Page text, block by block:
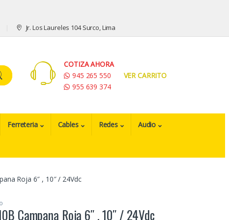
Jr. Los Laureles 104 Surco, Lima
COTIZA AHORA
945 265 550
955 639 374
VER CARRITO
Ferreteria Cables Redes Audio
Roja 6″ , 10″ / 24Vdc
Campana Roja 6″ , 10″ / 24Vdc